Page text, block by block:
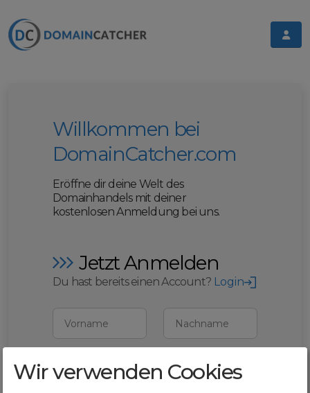
Willkommen bei
DomainCatcher.com
Eröffne dir deine Welt des
Domainhandels mit deiner
kostenlosen Anmeldung bei uns.
Jetzt Anmelden
Du hast bereits einen Account? Login
Vorname Nachname
E-Mail
Wir verwenden Cookies